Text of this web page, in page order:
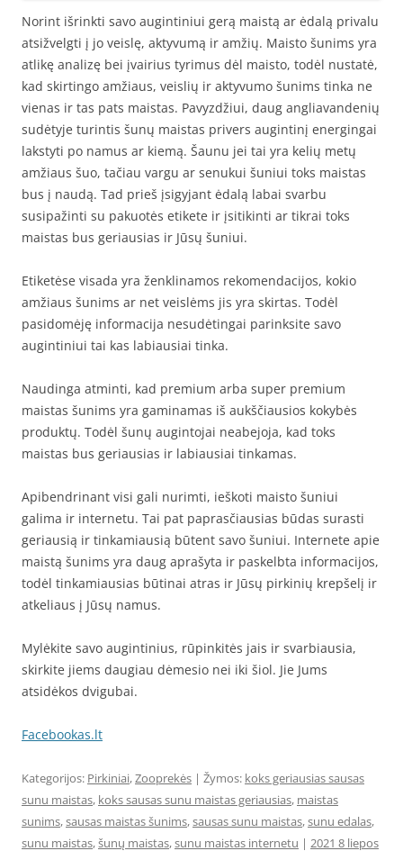
Norint išrinkti savo augintiniui gerą maistą ar ėdalą privalu
atsižvelgti į jo veislę, aktyvumą ir amžių. Maisto šunims yra
atlikę analizę bei įvairius tyrimus dėl maisto, todėl nustatė,
kad skirtingo amžiaus, veislių ir aktyvumo šunims tinka ne
vienas ir tas pats maistas. Pavyzdžiui, daug angliavandenių
sudėtyje turintis šunų maistas privers augintinį energingai
lakstyti po namus ar kiemą. Šaunu jei tai yra kelių metų
amžiaus šuo, tačiau vargu ar senukui šuniui toks maistas
bus į naudą. Tad prieš įsigyjant ėdalą labai svarbu
susipažinti su pakuotės etikete ir įsitikinti ar tikrai toks
maistas bus geriausias ir Jūsų šuniui.
Etiketėse visada yra ženklinamos rekomendacijos, kokio
amžiaus šunims ar net veislėms jis yra skirtas. Todėl
pasidomėję informacija nesudėtingai parinksite savo
augintiniui tai kas labiausiai tinka.
Naudinga atminti, kad premium arba super premium
maistas šunims yra gaminamas iš aukščiausios kokybės
produktų. Todėl šunų augintojai neabejoja, kad toks
maistas bus geriausias ir labiausiai tinkamas.
Apibendrinant visi gali nurimti, ieškoti maisto šuniui
galima ir internetu. Tai pat paprasčiausias būdas surasti
geriausią ir tinkamiausią būtent savo šuniui. Internete apie
maistą šunims yra daug aprašyta ir paskelbta informacijos,
todėl tinkamiausias būtinai atras ir Jūsų pirkinių krepšelį ir
atkeliaus į Jūsų namus.
Mylėkite savo augintinius, rūpinkitės jais ir svarbiausia,
skirkite jiems daugiau dėmesio nei iki šiol. Jie Jums
atsidėkos dvigubai.
Facebookas.lt
Kategorijos: Pirkiniai,Zooprekės | Žymos: koks geriausias sausas
sunu maistas, koks sausas sunu maistas geriausias, maistas
sunims,sausas maistas šunims,sausas sunu maistas,sunu edalas,
sunu maistas,šunų maistas,sunu maistas internetu | 2021 8 liepos